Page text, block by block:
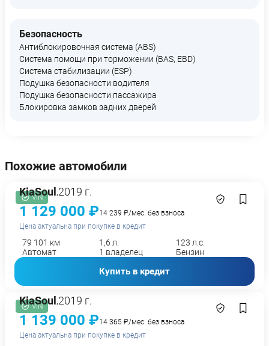
Безопасность
Антиблокировочная система (ABS)
Система помощи при торможении (BAS, EBD)
Система стабилизации (ESP)
Подушка безопасности водителя
Подушка безопасности пассажира
Блокировка замков задних дверей
Похожие автомобили
VIN
KiaSoul ,2019 г.
1 129 000 ₽14 239 ₽/мес. без взноса
Цена актуальна при покупке в кредит
79 101 км 1,6 л.
123 л.с.
Автомат
1 владелец Бензин
Купить в кредит
VIN
KiaSoul ,2019 г.
1 139 000 ₽14 365 ₽/мес. без взноса
Цена актуальна при покупке в кредит